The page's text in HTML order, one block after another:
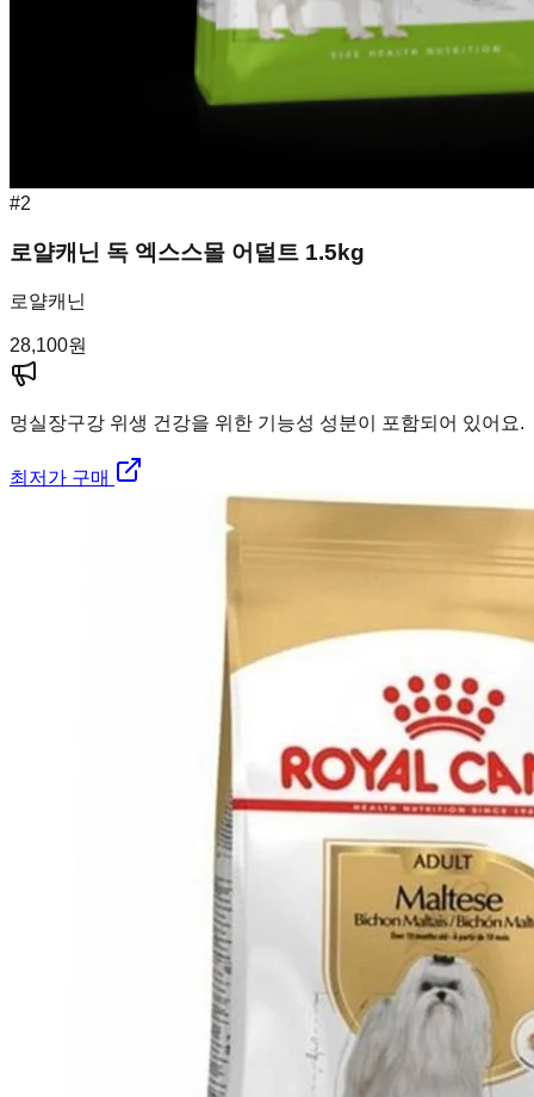
#2
로얄캐닌 독 엑스스몰 어덜트 1.5kg
로얄캐닌
28,100원
멍실장구강 위생 건강을 위한 기능성 성분이 포함되어 있어요.
최저가 구매